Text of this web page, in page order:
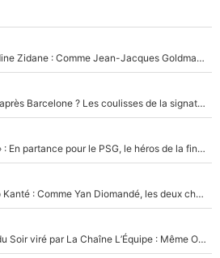
Un documentaire avec Zinedine Zidane : Comme Jean-Jacques Goldman et Mylène Farmer, le nouveau sélectionneur de l'équipe de France a recalé une journaliste très connue
Le PSG comme seule option après Barcelone ? Les coulisses de la signature historique de Lionel Messi sont révélées au grand jour !
«Le suicide de Ferran Torres» : En partance pour le PSG, le héros de la finale de la Coupe du monde s'attire les foudres de la presse espagnole !
Antoine Griezmann et N'Golo Kanté : Comme Yan Diomandé, les deux champions du monde ont refusé de signer au PSG !
Un chroniqueur de L’Équipe du Soir viré par La Chaîne L’Équipe : Même Olivier Ménard n’avait pas pu empêcher son départ, «je l’ai appris sur Twitter, je l’ai vécu assez mal»